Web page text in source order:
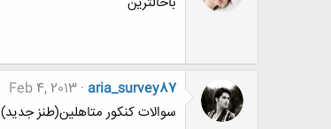
aria_survey87
Feb 4, 2013
سوالات کنکور متاهلین(طنز جدید)